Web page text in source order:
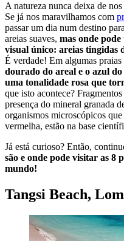
A natureza nunca deixa de
Se já nos maravilhamos com
passar um dia num destino
areias suaves, mas onde
visual único: areias tingidas
É verdade! Em algumas
dourado do areal e o azul
uma tonalidade rosa que
que isto acontece?
presença do mineral granada
organismos microscópicos
vermelha, estão na base
Já está curioso? Então,
são e onde pode visitar as 8
mundo!
Tangsi Beach,